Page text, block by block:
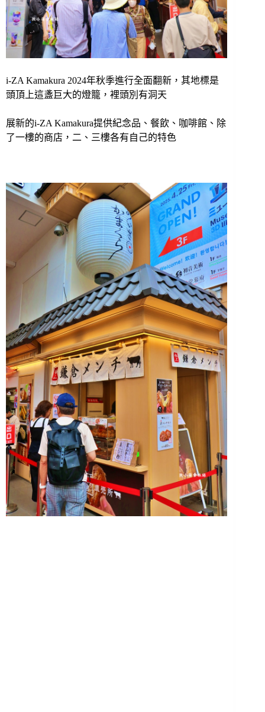
i-ZA Kamakura 2024年秋季進行全面翻新，其地標是
頭頂上這盞巨大的燈籠， 裡頭別有洞天
展新的i-ZA Kamakura提供紀念品、餐飲、咖啡館、除
了一樓的商店，二、三樓各有自己的特色